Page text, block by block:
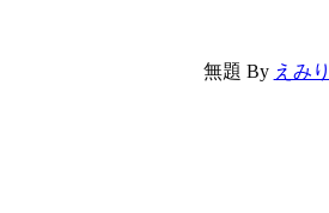
無題 By えみり